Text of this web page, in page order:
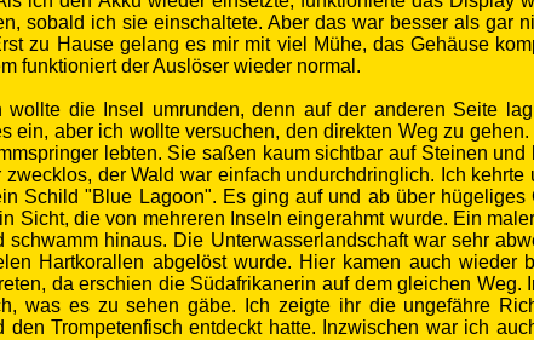
sobald ich sie einschaltete. Aber das war besser als gar
zu Hause gelang es mir mit viel Mühe, das Gehäuse
funktioniert der Auslöser wieder normal.
die Insel umrunden, denn auf der anderen Seite
ein, aber ich wollte versuchen, den direkten Weg zu
lebten. Sie saßen kaum sichtbar auf Steinen
der Wald war einfach undurchdringlich. Ich
Schild "Blue Lagoon". Es ging auf und ab über
Sicht, die von mehreren Inseln eingerahmt wurde. Ein
hinaus. Die Unterwasserlandschaft war sehr
Hartkorallen abgelöst wurde. Hier kamen auch wieder
da erschien die Südafrikanerin auf dem gleichen
was es zu sehen gäbe. Ich zeigte ihr die ungefähre
Trompetenfisch entdeckt hatte. Inzwischen war ich